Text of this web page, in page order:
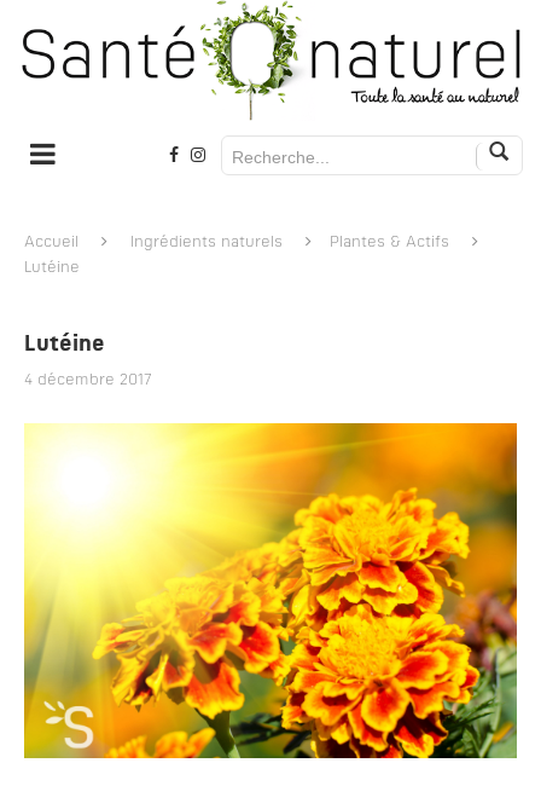
Accueil Ingrédients naturels
Plantes & Actifs
Lutéine
Lutéine
4 décembre 2017